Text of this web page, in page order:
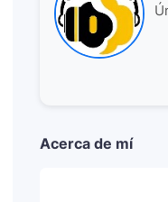
Acerca de mí